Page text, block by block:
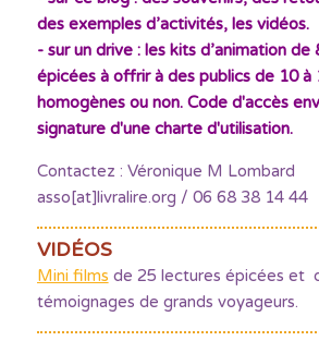
des exemples d’activités, les vidéos.
- sur un drive : les kits d’animation de
épicées à offrir à des publics de 10 à
homogènes ou non. Code d'accès
signature d'une charte d'utilisation.
Contactez : Véronique M Lombard
asso[at]livralire.org / 06 68 38 14 44
VIDÉOS
Mini films de 25 lectures épicées et
témoignages de grands voyageurs.